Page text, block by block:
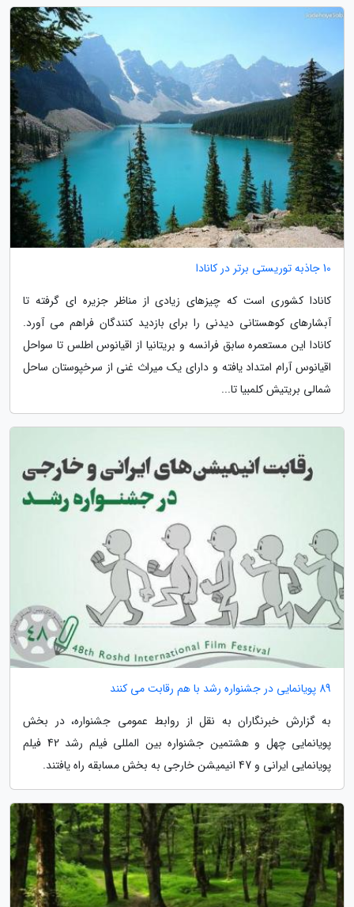
10 جاذبه توریستی برتر در کانادا
کانادا کشوری است که چیزهای زیادی از مناظر جزیره ای گرفته تا
آبشارهای کوهستانی دیدنی را برای بازدید کنندگان فراهم می آورد.
کانادا این مستعمره سابق فرانسه و بریتانیا از اقیانوس اطلس تا سواحل
اقیانوس آرام امتداد یافته و دارای یک میراث غنی از سرخپوستان ساحل
شمالی بریتیش کلمبیا تا...
89 پویانمایی در جشنواره رشد با هم رقابت می کنند
به گزارش خبرنگاران به نقل از روابط عمومی جشنواره، در بخش
پویانمایی چهل و هشتمین جشنواره بین المللی فیلم رشد 42 فیلم
پویانمایی ایرانی و 47 انیمیشن خارجی به بخش مسابقه راه یافتند.